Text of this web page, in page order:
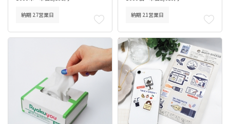
納期 27営業日 納期 21営業日